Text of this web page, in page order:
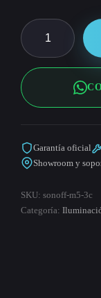
Interruptor
WiFi
Gris
M5-
Garantía oficial
Showroom y
SKU:sonoff-m5-3c
Categoría: